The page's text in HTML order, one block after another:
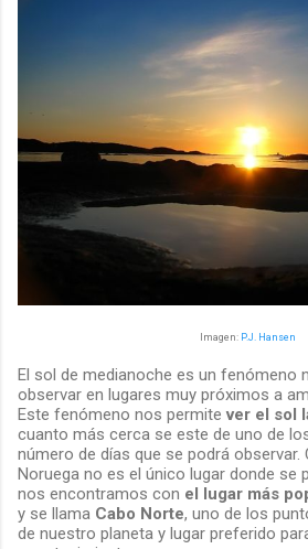
Imagen: P.J. Hansen
El sol de medianoche es un fenómeno
observar en lugares muy próximos a
Este fenómeno nos permitever el sol
cuanto más cerca se este de uno de
número de días que se podrá observar.
Noruega no es el único lugar donde se
nos encontramos con el lugar más
y se llama Cabo Norte, uno de los
de nuestro planeta y lugar preferido